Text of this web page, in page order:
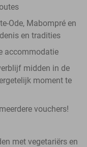
Ode, Mabompré en
en tradities
accommodatie
midden in de
moment te
vouchers!
met vegetariërs en